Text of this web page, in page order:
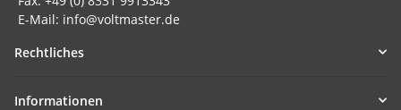
E-Mail: info@voltmaster.de
Rechtliches
Informationen